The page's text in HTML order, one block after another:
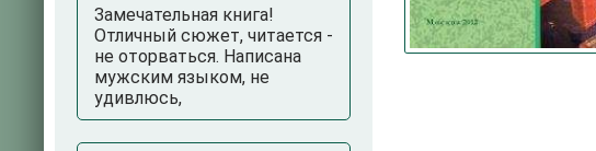
Замечательная книга!
Отличный сюжет, читается -
не оторваться. Написана
мужским языком, не
удивлюсь,